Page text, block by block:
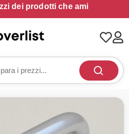
dei prodotti che ami